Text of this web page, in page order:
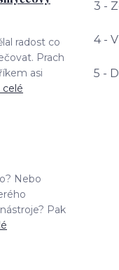
radost co
Prach
asi
celé
Nebo
Pak
3 -
4 -
5 -